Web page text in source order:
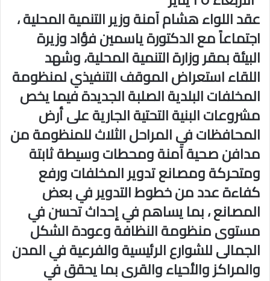
عقد اللواء هشام آمنة وزير التنمية المحلية ،
اجتماعاً مع الدكتورة ياسمين فؤاد وزيرة
البيئة بمقر وزارة التنمية المحلية، وشهد
اللقاء استعراض الموقف التنفيذي لمنظومة
المخلفات البلدية الصلبة الجديدة فيما يخص
مشروعات البنية التحتية الجارية على أرض
المحافظات في المراحل الثلاث للمنظومة من
مدافن صحية آمنة ومحطات وسيطة ثابتة
ومتحركة ومصانع تدوير المخلفات ورفع
كفاءة عدد من خطوط التدوير في بعض
المصانع ، بما يساهم في إحداث تحسن في
مستوى منظومة النظافة وعودة الشكل
الجمالى للشوارع الرئيسية والفرعية في المدن
والمراكز والأحياء والقرى بما يحقق في